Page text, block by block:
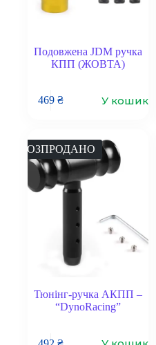
Подовжена JDM ручка
КПП (ЖОВТА)
469₴ У кошик
РОЗПРОДАНО
Тюнінг-ручка АКПП –
“DynoRacing”